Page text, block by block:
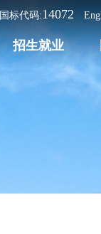
国标代码:14072
招生就业